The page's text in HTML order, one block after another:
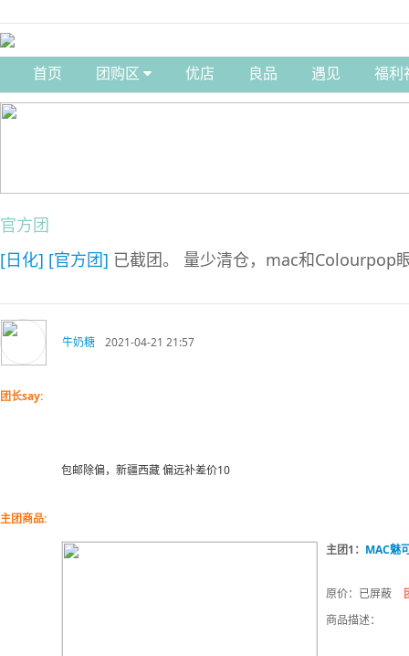
首页 团购区 优店 良品 遇见 福利
官方团
[日化] [官方团] 已截团。 量少清仓，mac和Colourpop
牛奶糖 2021-04-21 21:57
团长say:
包邮除偏，新疆西藏 偏远补差价10
主团商品:
主团1： MAC魅
原价：已屏蔽
商品描述：